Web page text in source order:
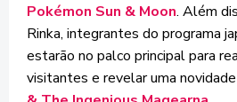
Pokémon Sun & Moon. Além
Rinka, integrantes do programa
estarão no palco principal para
visitantes e revelar uma